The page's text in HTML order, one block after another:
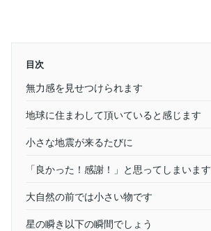
目次
無力感を見せつけられます
地球に住まわして頂いていると感じます
小さな地震が来るたびに
「良かった！感謝！」と思ってしまいます
大自然の前では小さい物です
星の瞬き以下の瞬間でしょう